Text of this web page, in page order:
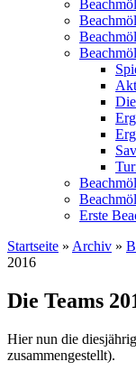
Erste
Sie sind hier
Startseite » Archiv »
2016
Die Teams
Hier nun die
zusammengestellt).